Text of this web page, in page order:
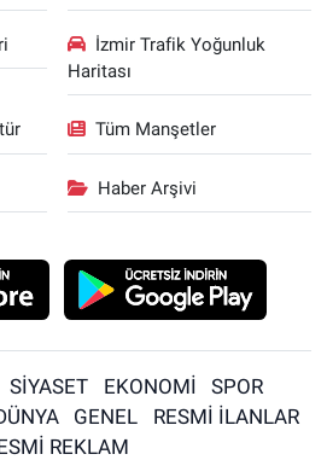
İzmir Trafik Yoğunluk
Haritası
Tüm Manşetler
Haber Arşivi
SİYASET EKONOMİ
SPOR
GENEL
RESMİ İLANLAR
REKLAM